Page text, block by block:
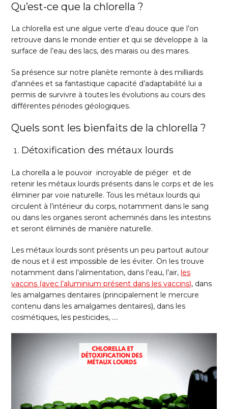
Qu’est-ce que la chlorella ?
La chlorella est une algue verte d’eau douce que l’on
retrouve dans le monde entier et qui se développe à la
surface de l’eau des lacs, des marais ou des mares.
Sa présence sur notre planète remonte à des milliards
d’années et sa fantastique capacité d’adaptabilité lui a
permis de survivre à toutes les évolutions au cours des
différentes périodes géologiques.
Quels sont les bienfaits de la chlorella ?
Détoxification des métaux lourds
La chorella a le pouvoir incroyable de piéger et de
retenir les métaux lourds présents dans le corps et de les
éliminer par voie naturelle. Tous les métaux lourds qui
circulent à l’intérieur du corps, notamment dans le sang
ou dans les organes seront acheminés dans les intestins
et seront éliminés de manière naturelle.
Les métaux lourds sont présents un peu partout autour
de nous et il est impossible de les éviter. On les trouve
notamment dans l’alimentation, dans l’eau, l’air,les
vaccins (avec l’aluminium présent dans les vaccins), dans
les amalgames dentaires (principalement le mercure
contenu dans les amalgames dentaires), dans les
cosmétiques, les pesticides, ….